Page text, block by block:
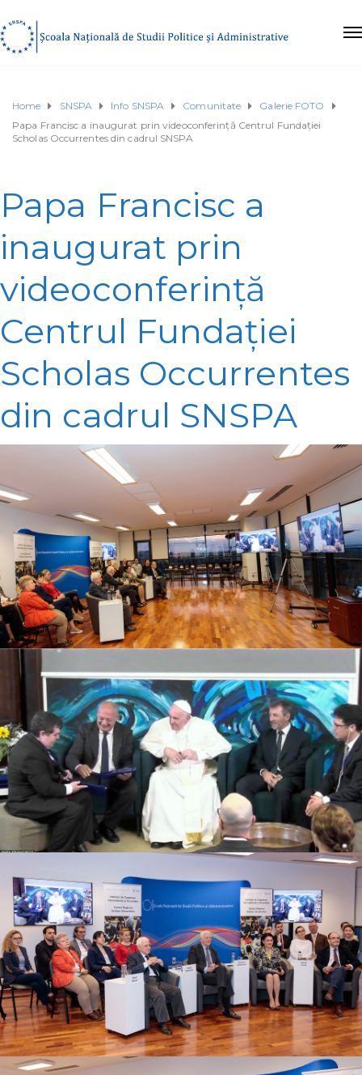
Home SNSPA Info SNSPA Comunitate
Galerie FOTO
Papa Francisc a inaugurat prin videoconferință Centrul Fundației
Scholas Occurrentes din cadrul SNSPA
Papa Francisc a
inaugurat prin
videoconferință
Centrul Fundației
Scholas Occurrentes
din cadrul SNSPA